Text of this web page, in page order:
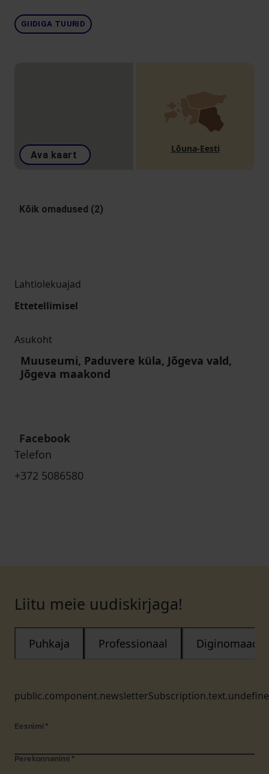
GIIDIGA TUURID
Ava kaart
Lõuna-Eesti
Kõik omadused (2)
Lahtiolekuajad
Ettetellimisel
Asukoht
Muuseumi, Paduvere küla, Jõgeva vald,
Jõgeva maakond
Facebook
Telefon
+372 5086580
Liitu meie uudiskirjaga!
Puhkaja Professionaal Diginomaad
Eesnimi *
Perekonnanimi *